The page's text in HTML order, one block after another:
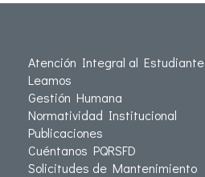
Atención Integral al Estudiante
Leamos
Gestión Humana
Normatividad Institucional
Publicaciones
Cuéntanos PQRSFD
Solicitudes de Mantenimiento